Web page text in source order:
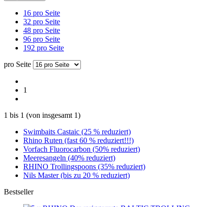
16 pro Seite
32 pro Seite
48 pro Seite
96 pro Seite
192 pro Seite
pro Seite
1
1 bis 1 (von insgesamt 1)
Swimbaits Castaic (25 % reduziert)
Rhino Ruten (fast 60 % reduziert!!!)
Vorfach Fluorocarbon (50% reduziert)
Meeresangeln (40% reduziert)
RHINO Trollingspoons (35% reduziert)
Nils Master (bis zu 20 % reduziert)
Bestseller